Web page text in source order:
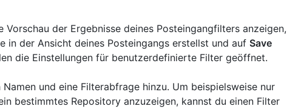
Vorschau der Ergebnisse deines Posteingangfilters anzeigen,
in der Ansicht deines Posteingangs erstellst und auf Save
die Einstellungen für benutzerdefinierte Filter geöffnet.
Namen und eine Filterabfrage hinzu. Um beispielsweise nur
bestimmtes Repository anzuzeigen, kannst du einen Filter